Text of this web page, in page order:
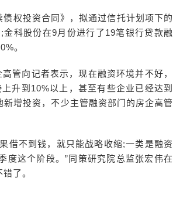
权投资合同》，拟通过信托计划项下的
科股份在9月份进行了19笔银行贷款融
。
管向记者表示，现在融资环境并不好，
升到10%以上，甚至有些企业已经达到
增投资，不少主管融资部门的房企高管
借不到钱，就只能战略收缩;一类是融资
度这个阶段。”同策研究院总监张宏伟在
了。